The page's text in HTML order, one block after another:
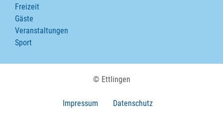
Freizeit
Gäste
Veranstaltungen
Sport
© Ettlingen
Impressum
Datenschutz